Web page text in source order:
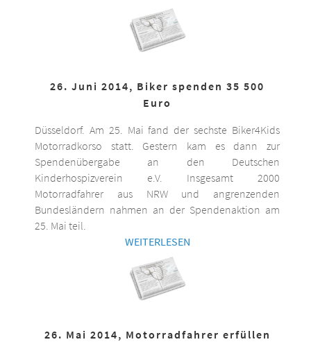
26. Juni 2014, Biker spenden 35 500
Euro
Düsseldorf. Am 25. Mai fand der sechste Biker4Kids
Motorradkorso statt. Gestern kam es dann zur
Spendenübergabe an den Deutschen
Kinderhospizverein e.V. Insgesamt 2000
Motorradfahrer aus NRW und angrenzenden
Bundesländern nahmen an der Spendenaktion am
25. Mai teil.
WEITERLESEN
26. Mai 2014, Motorradfahrer erfüllen